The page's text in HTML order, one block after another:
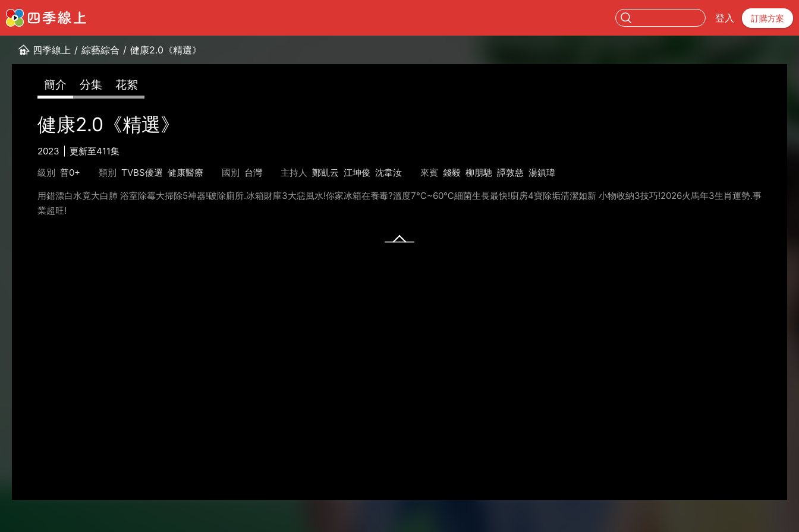
登入 訂購方案
四季線上 / 綜藝綜合 / 健康2.0《精選》
簡介 分集 花絮
健康2.0《精選》
2023
更新至411集
級別 普0+ 類別 TVBS優選 健康醫療 國別 台灣 主持人 鄭凱云 江坤俊 沈韋汝 來賓 錢毅 柳朋馳 譚敦慈 湯鎮瑋
用錯漂白水竟大白肺 浴室除霉大掃除5神器!破除廁所.冰箱財庫3大惡風水!你家冰箱在養毒?溫度7℃~60℃細菌生長最快!廚房4寶除垢清潔如新 小物收納3技巧!2026火馬年3生肖運勢.事
業超旺!